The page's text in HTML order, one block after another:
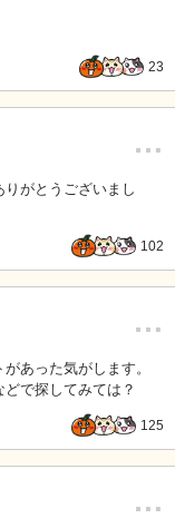
23
…
がとうございまし
102
…
あった気がします。
で探してみては？
125
…